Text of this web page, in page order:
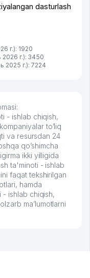
dasturlash
г.): 1920
г.): 3450
2025 г.): 7224
- ishlab chiqish,
to’liq
va resursdan 24
qo’shimcha
ikki yilligida
ta'minoti - ishlab
faqat tekshirilgan
hamda
- ishlab chiqish,
ma’lumotlarni